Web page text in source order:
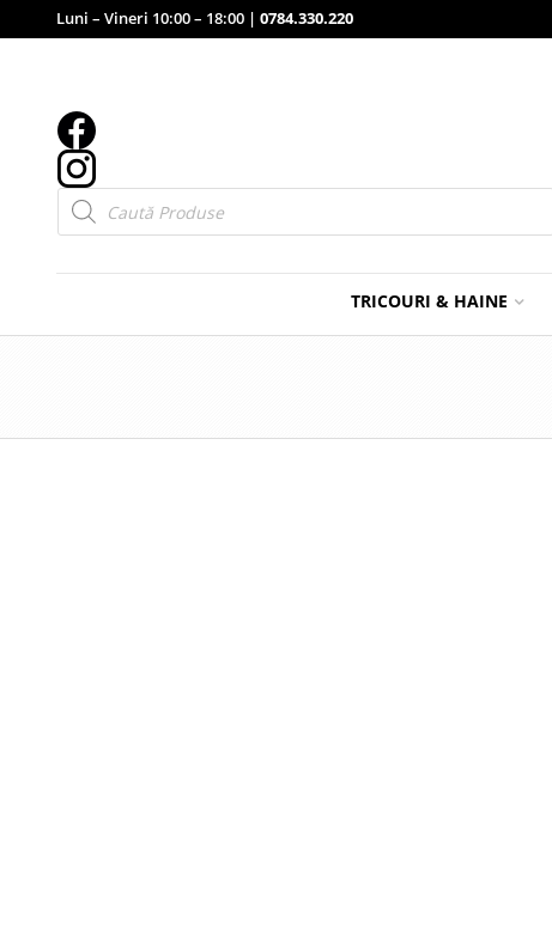
Luni – Vineri 10:00 – 18:00 | 0784.330.220
Products
search
TRICOURI & HAINE